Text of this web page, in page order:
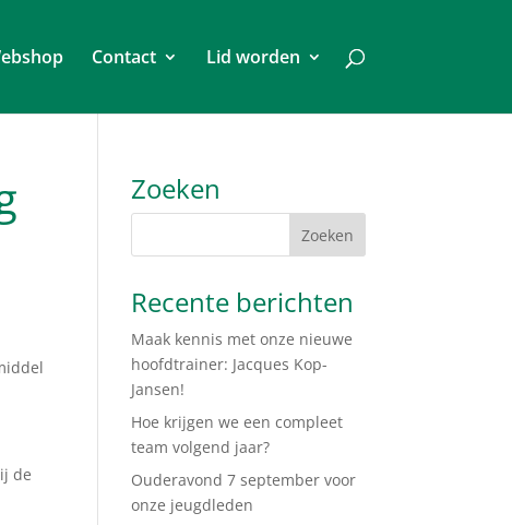
Contact Lid worden
de
Zoeken
Recente berichten
Maak kennis met onze nieuwe
hoofdtrainer: Jacques Kop-
Jansen!
Hoe krijgen we een compleet
team volgend jaar?
Ouderavond 7 september voor
onze jeugdleden